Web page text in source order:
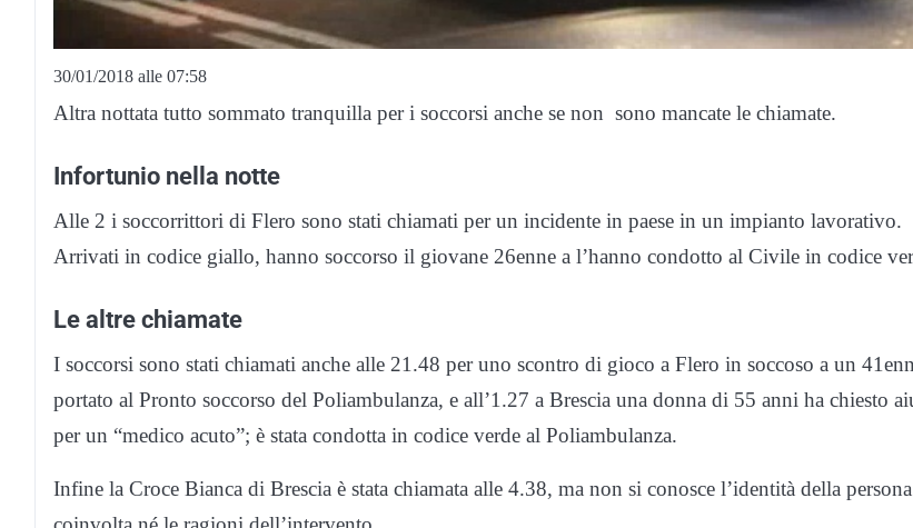
30/01/2018 alle 07:58
Altra nottata tutto sommato tranquilla per i soccorsi anche se non sono mancate le chiamate.
Infortunio nella notte
Alle 2 i soccorrittori di Flero sono stati chiamati per un incidente in paese in un impianto lavorativo.
Arrivati in codice giallo, hanno soccorso il giovane 26enne a l’hanno condotto al Civile in codice
Le altre chiamate
I soccorsi sono stati chiamati anche alle 21.48 per uno scontro di gioco a Flero in soccoso a un
portato al Pronto soccorso del Poliambulanza, e all’1.27 a Brescia una donna di 55 anni ha chiesto
per un “medico acuto”; è stata condotta in codice verde al Poliambulanza.
Infine la Croce Bianca di Brescia è stata chiamata alle 4.38, ma non si conosce l’identità della persona